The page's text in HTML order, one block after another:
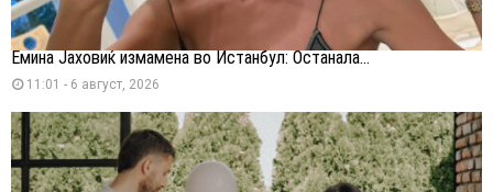
Емина Јаховиќ измамена во Истанбул: Останала...
11:01 - 6 август, 2026